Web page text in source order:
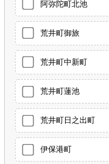
阿弥陀町北池
荒井町御旅
荒井町中新町
荒井町蓮池
荒井町日之出町
伊保港町